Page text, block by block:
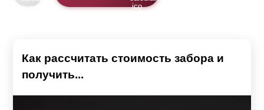
Как рассчитать стоимость забора и
получить...